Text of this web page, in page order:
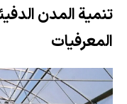
تنمية المدن
المعرفيات